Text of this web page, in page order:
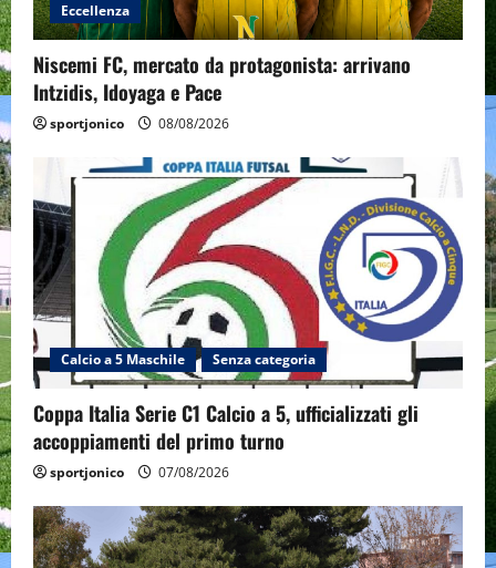
Eccellenza
Niscemi FC, mercato da protagonista: arrivano
Intzidis, Idoyaga e Pace
sportjonico 08/08/2026
Calcio a 5 Maschile Senza categoria
Coppa Italia Serie C1 Calcio a 5, ufficializzati gli
accoppiamenti del primo turno
sportjonico 07/08/2026